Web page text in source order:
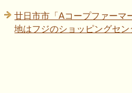
廿日市市「Aコープファーマ
地はフジのショッピングセン